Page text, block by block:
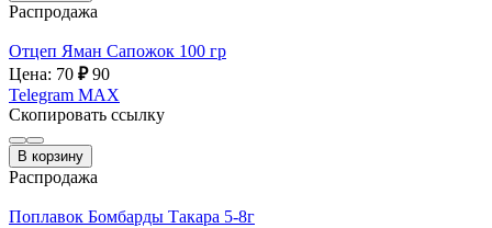
Распродажа
Отцеп Яман Сапожок 100 гр
Цена: 70 ₽ 90
Telegram MAX
Скопировать ссылку
В корзину
Распродажа
Поплавок Бомбарды Такара 5-8г